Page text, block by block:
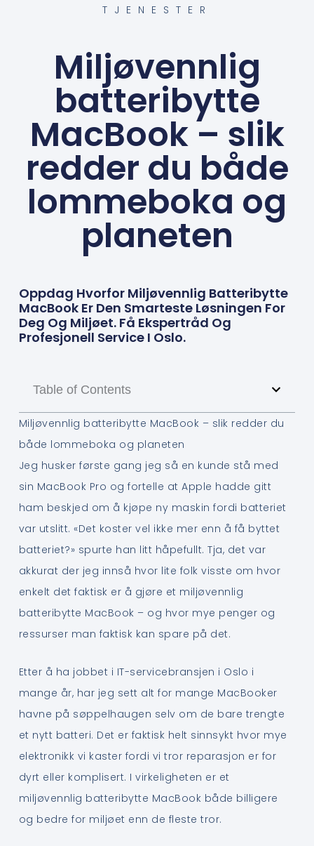
TJENESTER
Miljøvennlig
batteribytte
MacBook – slik
redder du både
lommeboka og
planeten
Oppdag Hvorfor Miljøvennlig Batteribytte
MacBook Er Den Smarteste Løsningen For
Deg Og Miljøet. Få Ekspertråd Og
Profesjonell Service I Oslo.
Table of Contents
Miljøvennlig batteribytte MacBook – slik redder du
både lommeboka og planeten
Jeg husker første gang jeg så en kunde stå med
sin MacBook Pro og fortelle at Apple hadde gitt
ham beskjed om å kjøpe ny maskin fordi batteriet
var utslitt. «Det koster vel ikke mer enn å få byttet
batteriet?» spurte han litt håpefullt. Tja, det var
akkurat der jeg innså hvor lite folk visste om hvor
enkelt det faktisk er å gjøre et miljøvennlig
batteribytte MacBook – og hvor mye penger og
ressurser man faktisk kan spare på det.
Etter å ha jobbet i IT-servicebransjen i Oslo i
mange år, har jeg sett alt for mange MacBooker
havne på søppelhaugen selv om de bare trengte
et nytt batteri. Det er faktisk helt sinnsykt hvor mye
elektronikk vi kaster fordi vi tror reparasjon er for
dyrt eller komplisert. I virkeligheten er et
miljøvennlig batteribytte MacBook både billigere
og bedre for miljøet enn de fleste tror.